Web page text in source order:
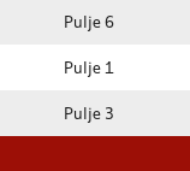
Pulje 6
Pulje 1
Pulje 3